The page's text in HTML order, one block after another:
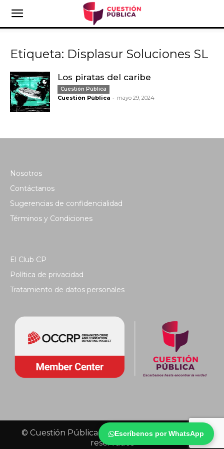
Escríbenos por WhatsApp
Etiqueta: Displasur Soluciones SL
Los piratas del caribe
Cuestión Pública
Cuestión Pública - mayo 29, 2024
Nosotros
Contáctanos
Sugerencias de confidencialidad
Términos y Condiciones
El Club CP
Política de privacidad
Tratamiento de datos personales
© Cuestión Pública 2018 - Todos los derechos
reservados